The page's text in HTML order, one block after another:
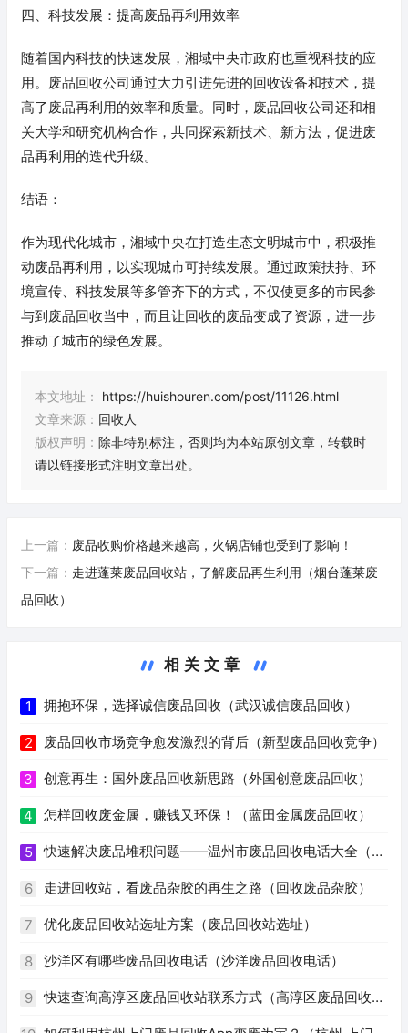
四、科技发展：提高废品再利用效率
随着国内科技的快速发展，湘域中央市政府也重视科技的应
用。废品回收公司通过大力引进先进的回收设备和技术，提
高了废品再利用的效率和质量。同时，废品回收公司还和相
关大学和研究机构合作，共同探索新技术、新方法，促进废
品再利用的迭代升级。
结语：
作为现代化城市，湘域中央在打造生态文明城市中，积极推
动废品再利用，以实现城市可持续发展。通过政策扶持、环
境宣传、科技发展等多管齐下的方式，不仅使更多的市民参
与到废品回收当中，而且让回收的废品变成了资源，进一步
推动了城市的绿色发展。
本文地址：
https://huishouren.com/post/11126.html
文章来源： 回收人
版权声明： 除非特别标注，否则均为本站原创文章，转载时
请以链接形式注明文章出处。
上一篇： 废品收购价格越来越高，火锅店铺也受到了影响！
下一篇： 走进蓬莱废品回收站，了解废品再生利用（烟台蓬莱废
品回收）
相关文章
1 拥抱环保，选择诚信废品回收（武汉诚信废品回收）
2 废品回收市场竞争愈发激烈的背后（新型废品回收竞争）
3 创意再生：国外废品回收新思路（外国创意废品回收）
4 怎样回收废金属，赚钱又环保！（蓝田金属废品回收）
5 快速解决废品堆积问题——温州市废品回收电话大全（温
州废品回收电话号码）
6 走进回收站，看废品杂胶的再生之路（回收废品杂胶）
7 优化废品回收站选址方案（废品回收站选址）
8 沙洋区有哪些废品回收电话（沙洋废品回收电话）
9 快速查询高淳区废品回收站联系方式（高淳区废品回收站